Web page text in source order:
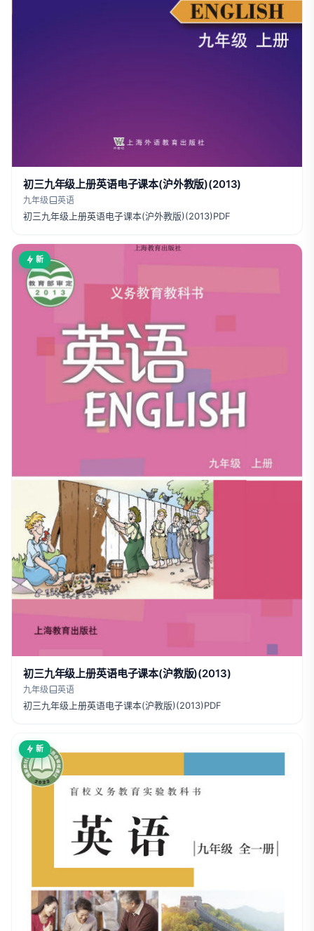
初三九年级上册英语电子课本(沪外教版)(2013)
九年级 英语
初三九年级上册英语电子课本(沪外教版)(2013)PDF
新
初三九年级上册英语电子课本(沪教版)(2013)
九年级 英语
初三九年级上册英语电子课本(沪教版)(2013)PDF
新